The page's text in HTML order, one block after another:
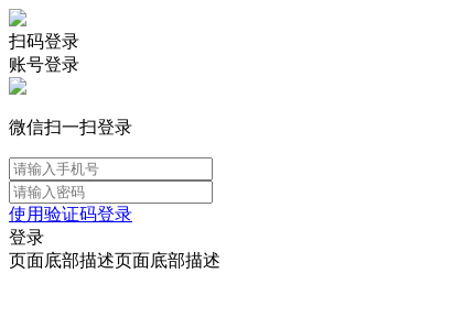
扫码登录
账号登录
微信扫一扫登录
使用验证码登录
登录
页面底部描述页面底部描述